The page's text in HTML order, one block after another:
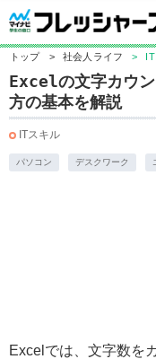
トップ > 社会人ライフ >
Excelの文字カウ
方の基本を解説
ITスキル
パソコン デスクワーク
Excelでは、文字数を